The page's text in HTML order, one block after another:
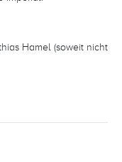
Hamel (soweit nicht